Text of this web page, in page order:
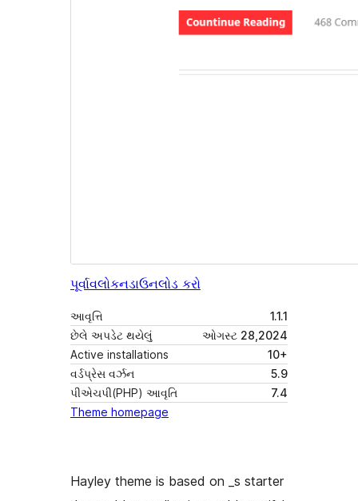
પૂર્વાવલોકનડાઉનલોડ કરો
આવૃત્તિ
1.1.1
છેલે અપડેટ થયેલું
ઓગસ્ટ 28,2024
Active installations
10+
વર્ડપ્રેસ વર્ઝન
5.9
પીએચપી(PHP) આવૃતિ
7.4
Theme homepage
Hayley theme is based on _s starter